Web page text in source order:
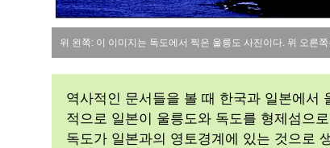
위 왼쪽: 이 이미지는 독도에서 찍은 울릉도 사진이다. 위 오른
역사적인 문서들을 볼 때 한국과 일본에서
적으로 일본이 울릉도와 독도를 형제섬으
독도가 일본과의 영토경계에 있는 것으로